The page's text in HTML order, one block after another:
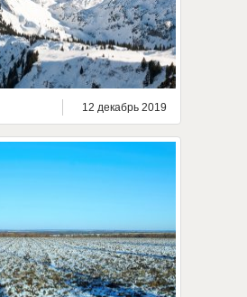
12 декабрь 2019